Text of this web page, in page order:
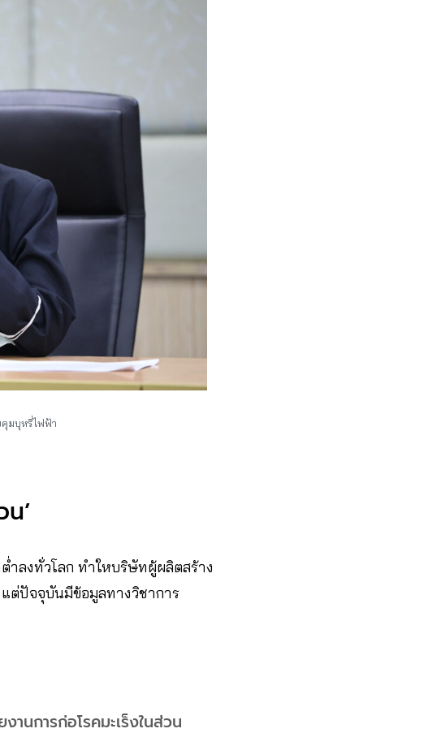
มบุหรี่ไฟฟ้า
’
ำลงทั่วโลก ทำใหบริษัทผู้ผลิตสร้าง
แต่ปัจจุบันมีข้อมูลทางวิชาการ
านการก่อโรคมะเร็งในส่วน